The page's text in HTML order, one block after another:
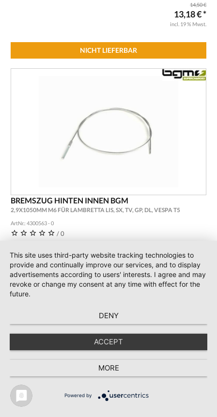
14,50 €
13,18 € *
incl. 19 % Mwst.
NICHT LIEFERBAR
BREMSZUG HINTEN INNEN BGM
2,9X1050MM M6 FÜR LAMBRETTA LIS, SX, TV, GP, DL, VESPA T5
ArtNr.: 4300563 - 0
/ 0
10,70 € *
incl. 19 % Mwst.
IN DEN WARENKORB
This site uses third-party website tracking technologies to
provide and continually improve our services, and to display
advertisements according to users' interests. I agree and may
revoke or change my consent at any time with effect for the
future.
DENY
ACCEPT
MORE
Powered by